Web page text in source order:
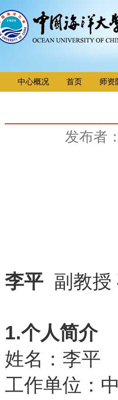
中心概况 首页 师资
发布者
李平 副教
1.个人简介
姓名：李平
工作单位：